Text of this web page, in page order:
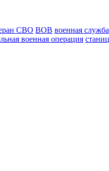
СВО ВОВ военная служба
военная операция